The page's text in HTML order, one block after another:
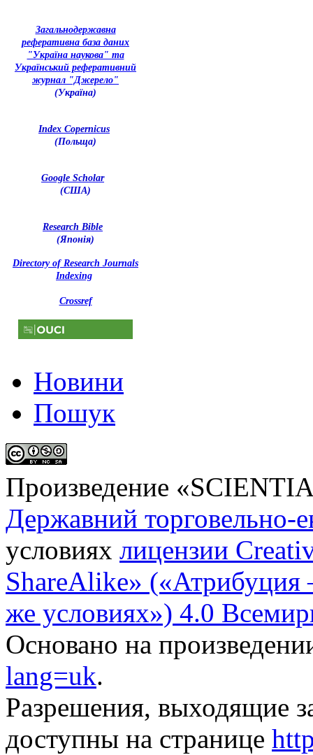
Загальнодержавна
реферативна база даних
"Україна наукова" та
Український реферативний
журнал "Джерело"
(Україна)
Index Copernicus
(Польща)
Google Scholar
(США)
Research Bible
(Японія)
Directory of Research Journals
Indexing
Crossref
Новини
Пошук
Произведение «
Державний торговельно-
условиях лицензии
ShareAlike»
же условиях») 4.0
Основано на
lang=uk.
Разрешения, выходящие
доступны на странице